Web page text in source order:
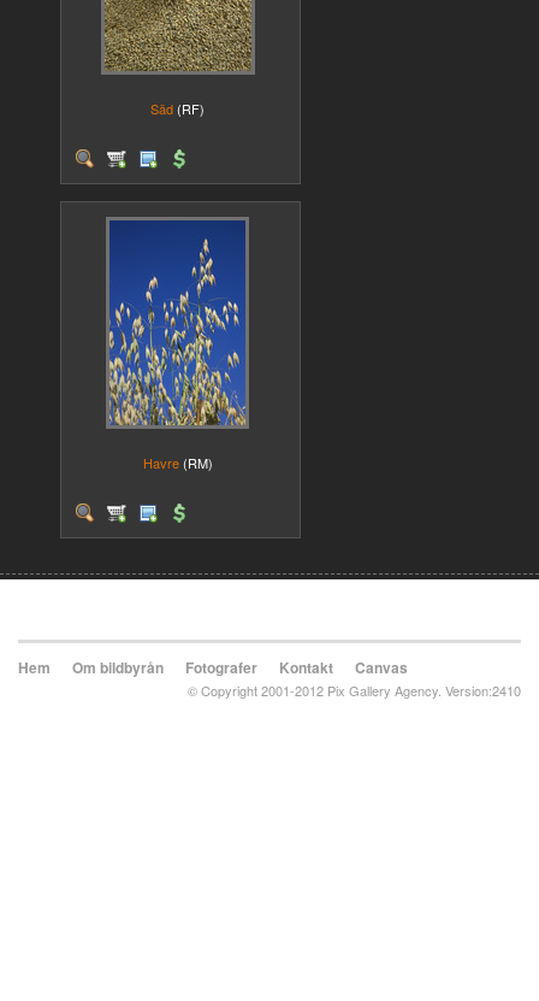
Säd (RF)
Havre (RM)
Hem Om bildbyrån Fotografer Kontakt Canvas
© Copyright 2001-2012 Pix Gallery Agency. Version:2410